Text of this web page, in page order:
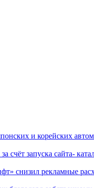
и корейских
запуска сайта-
снизил рекламные